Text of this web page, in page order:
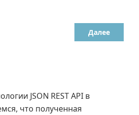
Далее
JSON REST API в
что полученная